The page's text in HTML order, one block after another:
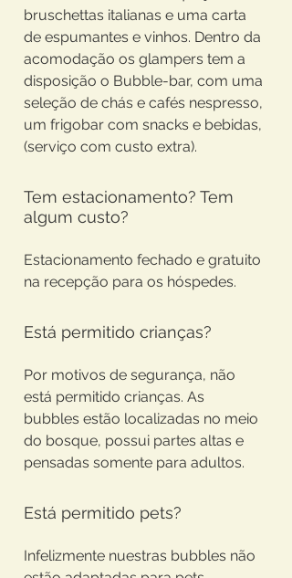
bruschettas italianas e uma carta
de espumantes e vinhos. Dentro da
acomodação os glampers tem a
disposição o Bubble-bar, com uma
seleção de chás e cafés nespresso,
um frigobar com snacks e bebidas,
(serviço com custo extra).
Tem estacionamento? Tem
algum custo?
Estacionamento fechado e gratuito
na recepção para os hóspedes.
Está permitido crianças?
Por motivos de segurança, não
está permitido crianças. As
bubbles estão localizadas no meio
do bosque, possui partes altas e
pensadas somente para adultos.
Está permitido pets?
Infelizmente nuestras bubbles não